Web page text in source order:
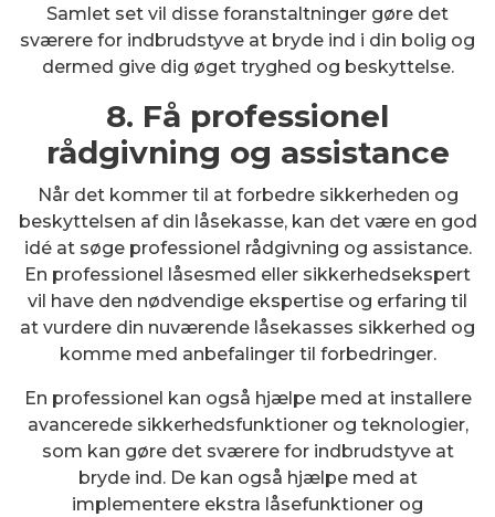
Samlet set vil disse foranstaltninger gøre det
sværere for indbrudstyve at bryde ind i din bolig og
dermed give dig øget tryghed og beskyttelse.
8. Få professionel
rådgivning og assistance
Når det kommer til at forbedre sikkerheden og
beskyttelsen af din låsekasse, kan det være en god
idé at søge professionel rådgivning og assistance.
En professionel låsesmed eller sikkerhedsekspert
vil have den nødvendige ekspertise og erfaring til
at vurdere din nuværende låsekasses sikkerhed og
komme med anbefalinger til forbedringer.
En professionel kan også hjælpe med at installere
avancerede sikkerhedsfunktioner og teknologier,
som kan gøre det sværere for indbrudstyve at
bryde ind. De kan også hjælpe med at
implementere ekstra låsefunktioner og